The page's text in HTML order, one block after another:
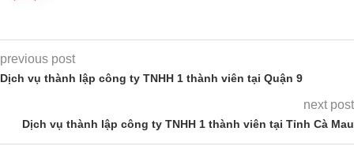
previous post
Dịch vụ thành lập công ty TNHH 1 thành viên tại Quận 9
next post
Dịch vụ thành lập công ty TNHH 1 thành viên tại Tỉnh Cà Mau